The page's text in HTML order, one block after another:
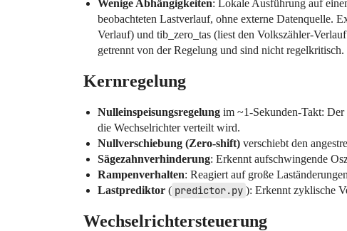
Wenige Abhängigkeiten: Lokale Ausführung auf
beobachteten Lastverlauf, ohne externe Datenquelle.
Verlauf) und tib_zero_tas (liest den Volkszähler-
getrennt von der Regelung und sind nicht regelkritisch.
Kernregelung
Nulleinspeisungsregelung im ~1-Sekunden-Takt:
die Wechselrichter verteilt wird.
Nullverschiebung (Zero-shift) verschiebt den
Sägezahnverhinderung: Erkennt aufschwingende
Rampenverhalten: Reagiert auf große
Lastprediktor ( predictor.py ): Erkennt zyklische
Wechselrichtersteuerung